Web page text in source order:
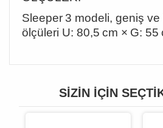
Sleeper3 modeli, geniş ve
ölçüleri U: 80,5 cm × G: 55
SIZIN İÇIN